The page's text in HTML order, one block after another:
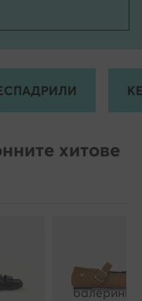
хитове
балеринки